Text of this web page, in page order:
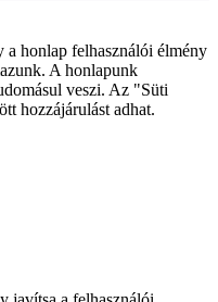
honlap felhasználói élmény
A honlapunk
veszi. Az "Süti
hozzájárulást adhat.